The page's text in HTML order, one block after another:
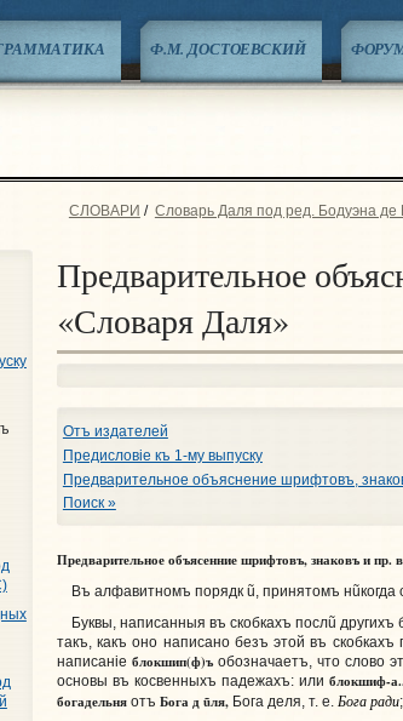
Ф.М. ДОСТОЕВСКИЙ
СЛОВАРИ / Словарь Даля под ред. Бодуэна де
Предварительное
«Словаря Даля»
Отъ издателей
Предисловiе къ 1-му выпуску
Предварительное объяснение шрифтовъ,
Поиск »
Предварительное объясенние шрифтовъ, знаковъ и
Въ алфавитномъ порядк ũ, принятомъ нũ
Буквы, написанныя въ скобкахъ послũ другихъ
такъ, какъ оно написано безъ этой въ
написанiе блокшип(ф)ъобозначаетъ, что слово
основы въ косвенныхъ падежахъ: или блокшиф-
богадельняотъ Бога дũля, Бога деля, т. е. Бога ради